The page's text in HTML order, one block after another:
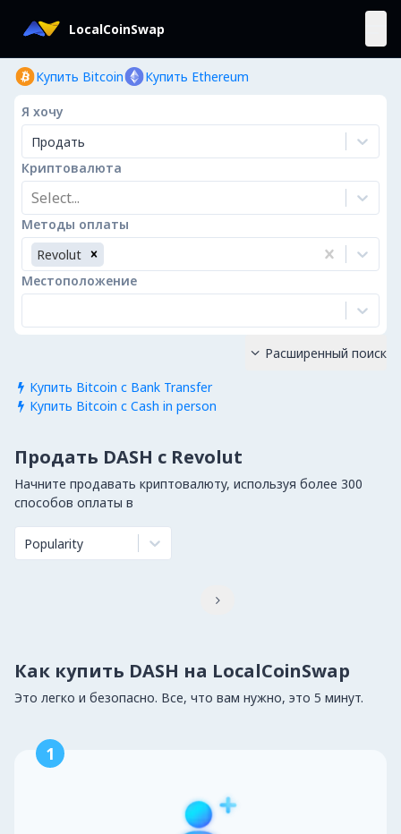
LocalCoinSwap
Купить Bitcoin Купить Ethereum
Я хочу
Продать
Криптовалюта
Select...
Методы оплаты
Revolut
Местоположение
 Купить Bitcoin с Bank Transfer
 Купить Bitcoin с Cash in person
 Расширенный поиск
Продать DASH с Revolut
Начните продавать криптовалюту, используя более 300
способов оплаты в
Popularity

Как купить DASH на LocalCoinSwap
Это легко и безопасно. Все, что вам нужно, это 5 минут.
1